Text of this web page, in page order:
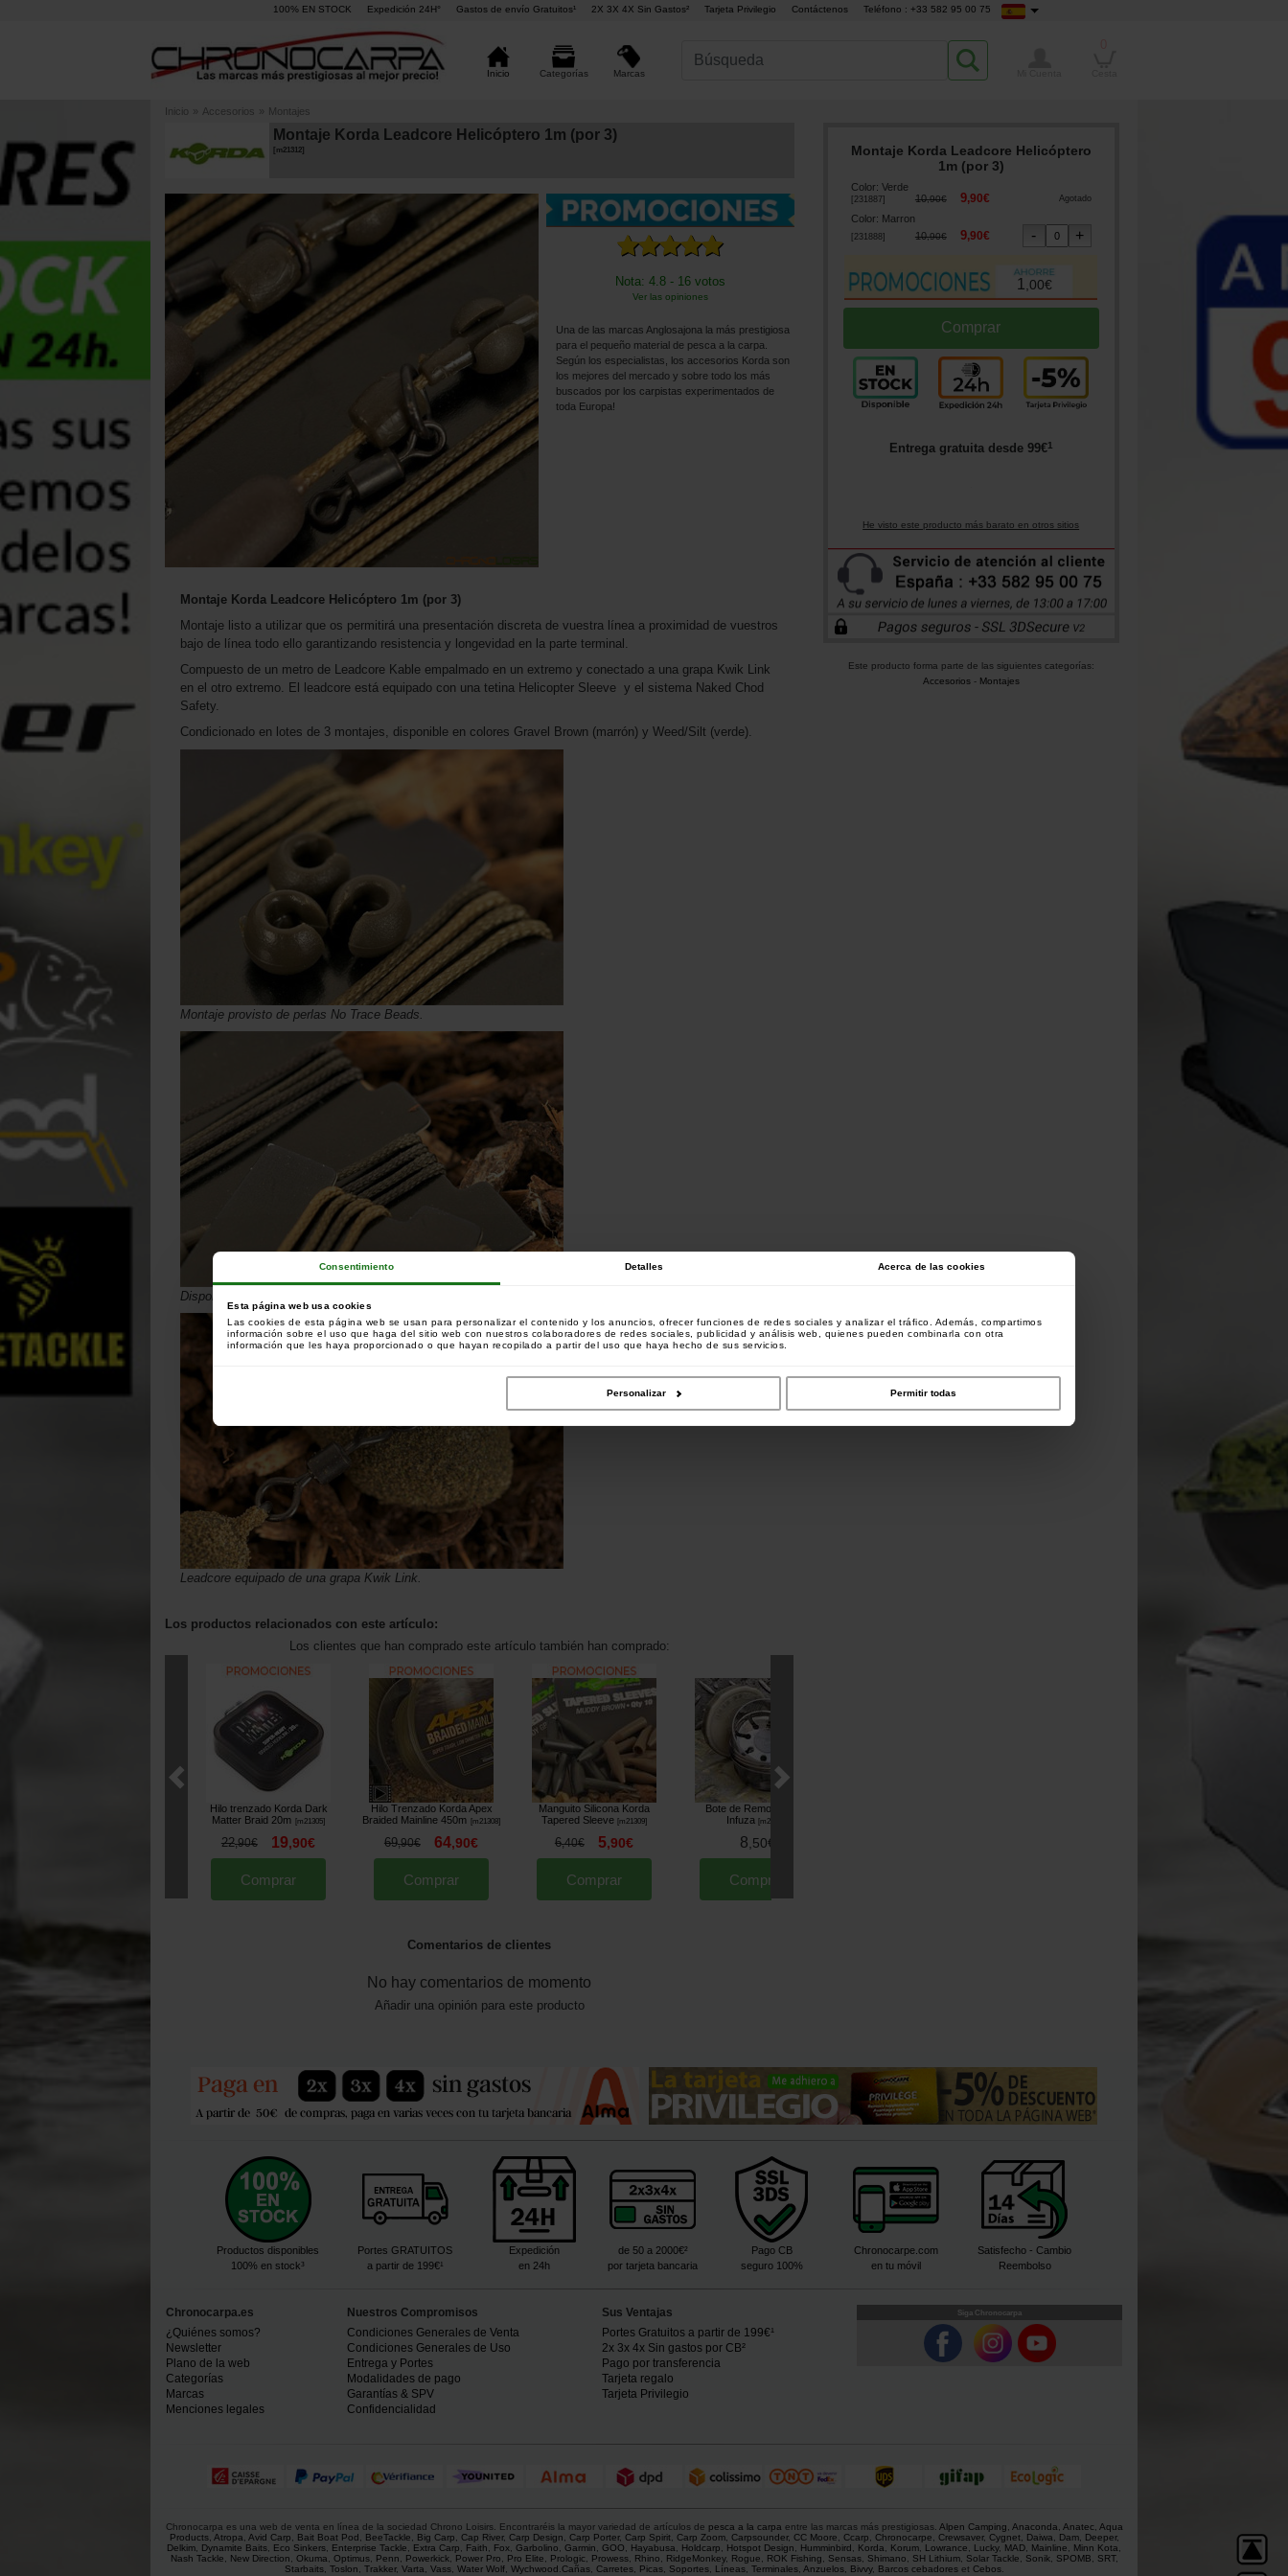
Consentimiento Detalles Acerca de las cookies
Esta página web usa cookies
Las cookies de esta página web se usan para personalizar el contenido y los anuncios, ofrecer funciones de redes sociales y analizar el tráfico. Además, compartimos
información sobre el uso que haga del sitio web con nuestros colaboradores de redes sociales, publicidad y análisis web, quienes pueden combinarla con otra
información que les haya proporcionado o que hayan recopilado a partir del uso que haya hecho de sus servicios.
Personalizar Permitir todas
100% EN STOCK Expedición 24H° Gastos de envío Gratuitos¹ 2X 3X 4X Sin Gastos² Tarjeta Privilegio Contáctenos Teléfono : +33 582 95 00 75
Inicio Categorías Marcas
Inicio » Accesorios » Montajes
Montaje Korda Leadcore Helicóptero 1m (por 3)
m21312]
Nota: 4.8 - 16 votos
Ver las opiniones
Una de las marcas Anglosajona la más prestigiosa
para el pequeño material de pesca a la carpa.
Según los especialistas, los accesorios Korda son
los mejores del mercado y sobre todo los más
buscados por los carpistas experimentados de
toda Europa!
Montaje Korda Leadcore Helicóptero
1m (por 3)
Color: Verde
231887] 10,90€ 9,90€ Agotado
Color: Marron
231888 ] 10,90€ 9,90€
1 ,00€
Entrega gratuita desde 99€1
He visto este producto más barato en otros sitios
Este producto forma parte de las siguientes categorías:
Accesorios- Montajes
Montaje Korda Leadcore Helicóptero 1m (por 3)
Montaje listo a utilizar que os permitirá una presentación discreta de vuestra línea a proximidad de vuestros
bajo de línea todo ello garantizando resistencia y longevidad en la parte terminal.
Compuesto de un metro de Leadcore Kable empalmado en un extremo y conectado a una grapa Kwik Link
en el otro extremo. El leadcore está equipado con una tetina Helicopter Sleeve y el sistema Naked Chod
Safety.
Condicionado en lotes de 3 montajes, disponible en colores Gravel Brown (marrón) y Weed/Silt (verde).
Montaje provisto de perlas No Trace Beads.
Disponible en color Gravel Brown (marrón) et Weed/Silt (verde).
Leadcore equipado de una grapa Kwik Link.
Los productos relacionados con este artículo:
Los clientes que han comprado este artículo también han comprado:
Hilo trenzado Korda Dark
Matter Braid 20m
m21305]
22,90€ 19,90€
Comprar
Hilo Trenzado Korda Apex
Braided Mainline 450m
m21308]
69,90€ 64,90€
Comprar
Manguito Silicona Korda
Tapered Sleeve [m21309]
6,40€ 5,90€
Comprar
Bote de Remojo Korda
Infuza [m21379
8,50€
Comprar
90€
Comprar
Comentarios de clientes
No hay comentarios de momento
Añadir una opinión para este producto
Productos disponibles
100% en stock³
Portes GRATUITOS
a partir de 199€¹
Expedición
en 24h
de 50 a 2000€²
por tarjeta bancaria
Pago CB
seguro 100%
Chronocarpe.com
en tu móvil
Satisfecho - Cambio
Reembolso
Chronocarpa.es
¿Quiénes somos?
Newsletter
Plano de la web
Categorías
Marcas
Menciones legales
Nuestros Compromisos
Condiciones Generales de Venta
Condiciones Generales de Uso
Entrega y Portes
Modalidades de pago
Garantías & SPV
Confidencialidad
Sus Ventajas
Portes Gratuitos a partir de 199€¹
2x 3x 4x Sin gastos por CB²
Pago por transferencia
Tarjeta regalo
Tarjeta Privilegio
Siga Chronocarpa
Chronocarpa es una web de venta en línea de la sociedad Chrono Loisirs. Encontraréis la mayor variedad de artículos de pesca a la carpa entre las marcas más prestigiosas. Alpen Camping Anaconda Anatec Aqua
Products, Atropa Avid Carp Bait Boat Pod BeeTackle Big Carp Cap River, Carp Design Carp Porter, Carp Spirit, Carp Zoom, Carpsounder, CC Moore Ccarp Chronocarpe Crewsaver, Cygnet, Daiwa Dam, Deeper,
Delkim
Dynamite Baits Eco Sinkers Enterprise Tackle Extra Carp Faith Fox Garbolino Garmin GOO Hayabusa Holdcarp Hotspot Design Humminbird Korda Korum Lowrance Lucky, MAD Mainline Minn Kota
Nash Tackle
New Direction Okuma Optimus, Penn Powerkick, Power Pro Pro Elite Prologic Prowess, Rhino RidgeMonkey, Rogue ROK Fishing Sensas, Shimano SH Lithium, Solar Tackle Sonik, SPOMB SRT,
Starbaits, Toslon Trakker, Varta Vass, Water Wolf, Wychwood Cañas, Carretes, Picas, Soportes, Líneas, Terminales, Anzuelos, Bivvy, Barcos cebadoreset Cebos.